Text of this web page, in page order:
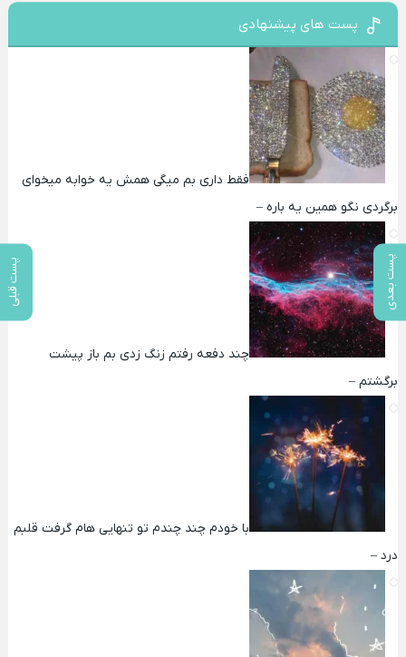
پست بعدی پست قبلی
پست های پیشنهادی
فقط داری بم میگی همش یه خوابه میخوای
برگردی نگو همین یه باره –
چند دفعه رفتم زنگ زدی بم باز پیشت
برگشتم –
با خودم چند چندم تو تنهایی هام گرفت قلبم
درد –